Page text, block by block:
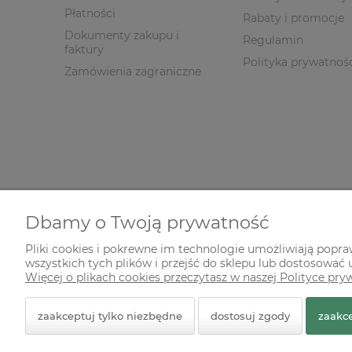
Płatności
Dokumenty zakupu i
faktury
Zamówienia zagraniczne
Rabaty i promocje
Regulamin
Polityka
© 2026 zielonekoty.pl. Wszelkie prawa zastrzeżone.
Dbamy o Twoją prywatność
Pliki cookies i pokrewne im technologie umożliwiają
wszystkich tych plików i przejść do sklepu lub
Więcej o plikach cookies przeczytasz w naszej Polityce
zaakceptuj tylko niezbędne dostosuj zgody